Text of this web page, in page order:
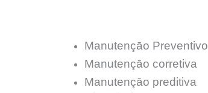
Manutençāo Preventivo
Manutençāo corretiva
Manutençāo preditiva